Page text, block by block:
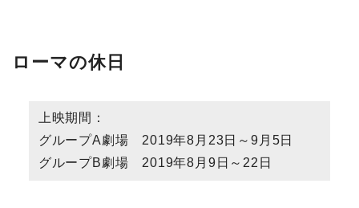
ローマの休日
上映期間：
グループA劇場 2019年8月23日～9月5日
グループB劇場 2019年8月9日～22日